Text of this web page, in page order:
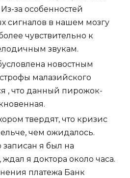
за особенностей
сигналов в нашем мозгу
чувствительно к
звукам.
новостным
малазийского
, что данный пирожок-
твердят, что кризис
чем ожидалось.
записан я был на
я доктора около часа.
платежа Банк